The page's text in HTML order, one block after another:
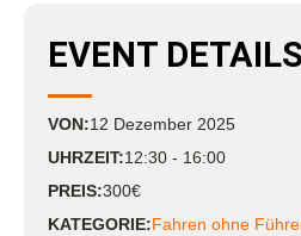
EVENT DETAILS
VON:12 Dezember 2025
UHRZEIT:12:30 - 16:00
PREIS:300€
KATEGORIE:Fahren ohne